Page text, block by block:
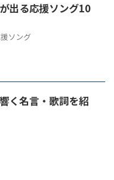
出る応援ソング10
ソング
く名言・歌詞を紹